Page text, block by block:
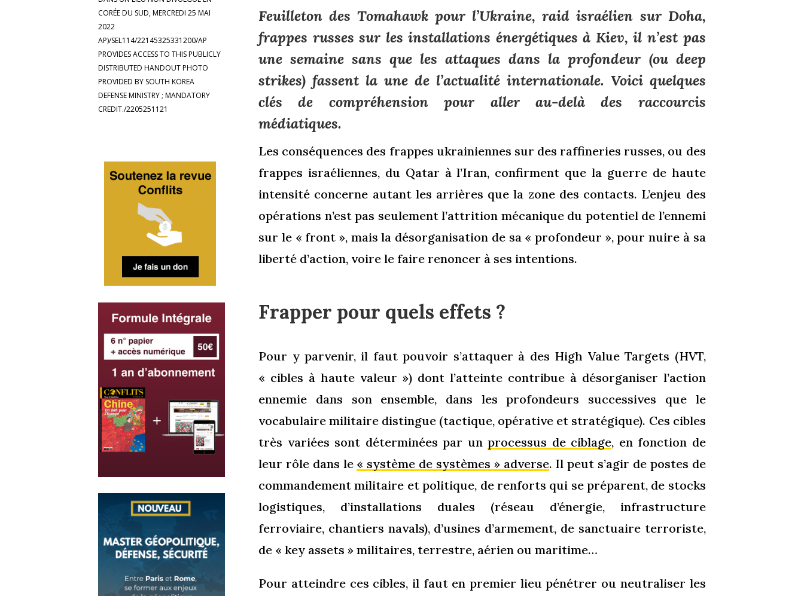
CORÉE DU SUD, MERCREDI 25 MAI
2022
AP)/SEL114/22145325331200/AP
PROVIDES ACCESS TO THIS PUBLICLY
DISTRIBUTED HANDOUT PHOTO
PROVIDED BY SOUTH KOREA
DEFENSE MINISTRY ; MANDATORY
CREDIT./2205251121
Feuilleton des Tomahawk pour l’Ukraine, raid israélien sur Doha,
frappes russes sur les installations énergétiques à Kiev, il n’est pas
une semaine sans que les attaques dans la profondeur (ou deep
strikes) fassent la une de l’actualité internationale. Voici quelques
clés de compréhension pour aller au-delà des raccourcis
médiatiques.
Les conséquences des frappes ukrainiennes sur des raffineries russes, ou des
frappes israéliennes, du Qatar à l’Iran, confirment que la guerre de haute
intensité concerne autant les arrières que la zone des contacts. L’enjeu des
opérations n’est pas seulement l’attrition mécanique du potentiel de l’ennemi
sur le « front », mais la désorganisation de sa « profondeur », pour nuire à sa
liberté d’action, voire le faire renoncer à ses intentions.
Frapper pour quels effets ?
Pour y parvenir, il faut pouvoir s’attaquer à des High Value Targets (HVT,
« cibles à haute valeur ») dont l’atteinte contribue à désorganiser l’action
ennemie dans son ensemble, dans les profondeurs successives que le
vocabulaire militaire distingue (tactique, opérative et stratégique). Ces cibles
très variées sont déterminées par unprocessus de ciblage, en fonction de
leur rôle dans le « système de systèmes » adverse. Il peut s’agir de postes de
commandement militaire et politique, de renforts qui se préparent, de stocks
logistiques, d’installations duales (réseau d’énergie, infrastructure
ferroviaire, chantiers navals), d’usines d’armement, de sanctuaire terroriste,
de « key assets » militaires, terrestre, aérien ou maritime…
Pour atteindre ces cibles, il faut en premier lieu pénétrer ou neutraliser les